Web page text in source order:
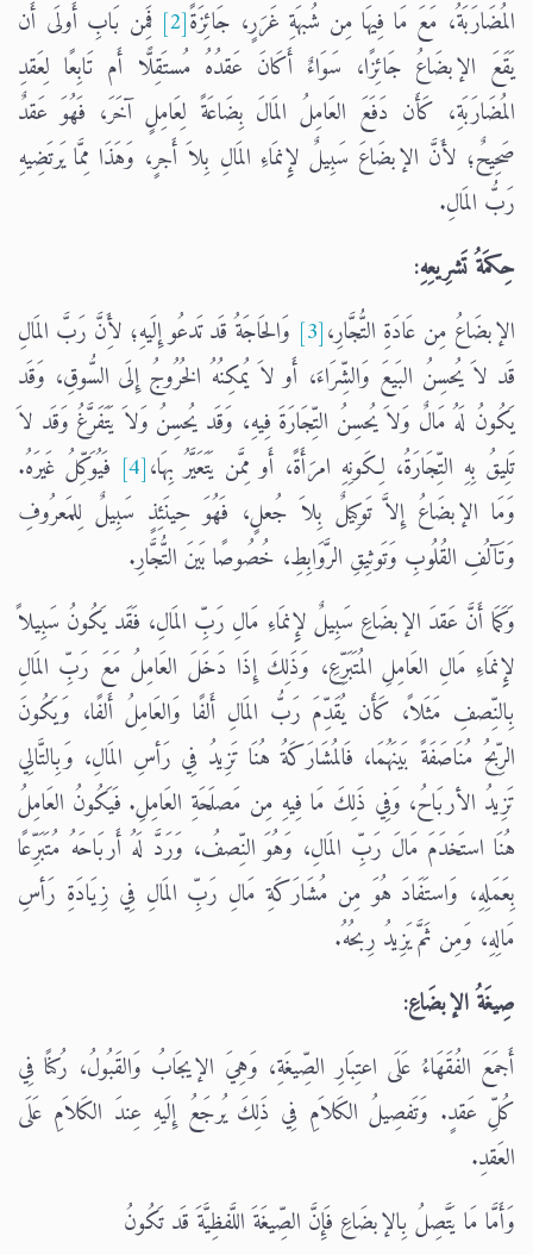
المُضَارَبَةُ، مَعَ مَا فِيهَا مِن شُبهَةِ غَرَرٍ، جَائِزَةً[2]
فَمِن بَابِ أَولَى أَن
يَقَعَ الإبضَاعُ جَائِزًا، سَوَاءٌ أَكَانَ عَقدُهُ مُستَقِلًّا أَم تَابِعًا لِعَقدِ
المُضَارَبَةِ، كَأَن دَفَعَ العَامِلُ المَالَ بِضَاعَةً لِعَامِلٍ آخَرَ، فَهُوَ عَقدٌ
صَحِيحٌ؛ لأَنَّ الإبضَاعَ سَبِيلٌ لإِِنمَاءِ المَالِ بِلاَ أَجرٍ، وَهَذَا مِمَّا يَرتَضِيهِ
رَبُّ المَالِ.
حِكمَةُ تَشرِيعِهِ:
الإبضَاعُ مِن عَادَةِ التُّجَّارِ،[3]
وَالحَاجَةُ قَد تَدعُو إِلَيهِ؛ لأَِنَّ رَبَّ المَالِ
قَد لاَ يُحسِنُ البَيعَ وَالشِّرَاءَ، أَو لاَ يُمكِنُهُ الخُرُوجُ إِلَى السُّوقِ، وَقَد
يَكُونُ لَهُ مَالٌ وَلاَ يُحسِنُ التِّجَارَةَ فِيهِ، وَقَد يُحسِنُ وَلاَ يَتَفَرَّغُ وَقَد لاَ
تَلِيقُ بِهِ التِّجَارَةُ، لِكَونِهِ امرَأَةً، أَو مِمَّن يَتَعَيَّرُ بِهَا،[4]
فَيُوَكِّلُ غَيرَهُ.
وَمَا الإبضَاعُ إِلاَّ تَوكِيلٌ بِلاَ جُعلٍ، فَهُوَ حِينَئِذٍ سَبِيلٌ لِلمَعرُوفِ
وَتَآلُفِ القُلُوبِ وَتَوثِيقِ الرَّوَابِطِ، خُصُوصًا بَينَ التُّجَّارِ.
وَكَمَا أَنَّ عَقدَ الإبضَاعِ سَبِيلٌ لإِِنمَاءِ مَالِ رَبِّ المَالِ، فَقَد يَكُونُ سَبِيلاً
لإِِنمَاءِ مَالِ العَامِلِ المُتَبَرِّعِ، وَذَلِكَ إِذَا دَخَلَ العَامِلُ مَعَ رَبِّ المَالِ
بِالنِّصفِ مَثَلاً، كَأَن يُقَدِّمَ رَبُّ المَالِ أَلفًا وَالعَامِلُ أَلفًا، وَيَكُونَ
الرِّبحُ مُنَاصَفَةً بَينَهُمَا، فَالمُشَارَكَةُ هُنَا تَزِيدُ فِي رَأسِ المَالِ، وَبِالتَّالِي
تَزِيدُ الأربَاحُ، وَفِي ذَلِكَ مَا فِيهِ مِن مَصلَحَةِ العَامِلِ. فَيَكُونُ العَامِلُ
هُنَا استَخدَمَ مَالَ رَبِّ المَالِ، وَهُوَ النِّصفُ، وَرَدَّ لَهُ أَربَاحَهُ مُتَبَرِّعًا
بِعَمَلِهِ، وَاستَفَادَ هُوَ مِن مُشَارَكَةِ مَالِ رَبِّ المَالِ فِي زِيَادَةِ رَأسِ
مَالِهِ، وَمِن ثَمَّ يَزِيدُ رِبحُهُ.
صِيغَةُ الإبضَاعِ:
أَجمَعَ الفُقَهَاءُ عَلَى اعتِبَارِ الصِّيغَةِ، وَهِيَ الإيجَابُ وَالقَبُولُ، رُكنًا فِي
كُلِّ عَقدٍ. وَتَفصِيلُ الكَلاَمِ فِي ذَلِكَ يُرجَعُ إِلَيهِ عِندَ الكَلاَمِ عَلَى
العَقدِ.
وَأَمَّا مَا يَتَّصِلُ بِالإبضَاعِ فَإِنَّ الصِّيغَةَ اللَّفظِيَّةَ قَد تَكُونُ